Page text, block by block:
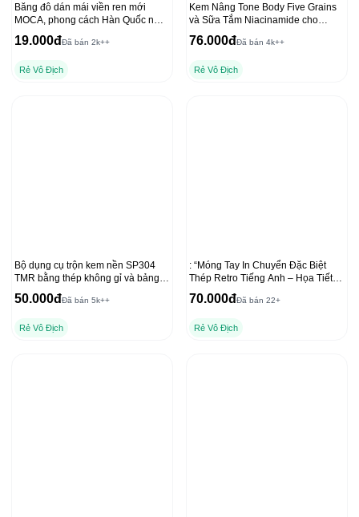
Băng đô dán mái viền ren mới
MOCA, phong cách Hàn Quốc nữ
tính
19.000đĐã bán 2k++
Rẻ Vô Địch
Kem Nâng Tone Body Five Grains
và Sữa Tắm Niacinamide cho
Dưỡng Thể Ban Đêm
76.000đĐã bán 4k++
Rẻ Vô Địch
Bộ dụng cụ trộn kem nền SP304
TMR bằng thép không gỉ và bảng
trộn acrylic cho lớp nền mịn
50.000đĐã bán 5k++
Rẻ Vô Địch
: “Móng Tay In Chuyển Đặc Biệt
Thép Retro Tiếng Anh – Họa Tiết
Sáng Tạo”
70.000đĐã bán 22+
Rẻ Vô Địch